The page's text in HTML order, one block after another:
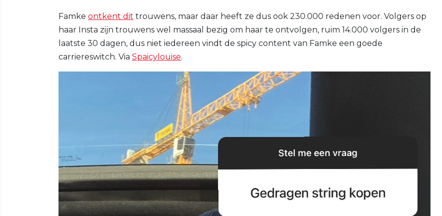
Famke ontkent dit trouwens, maar daar heeft ze dus ook 230.000 redenen voor. Volgers op
haar Insta zijn trouwens wel massaal bezig om haar te ontvolgen, ruim 14.000 volgers in de
laatste 30 dagen, dus niet iedereen vindt de spicy content van Famke een goede
carriereswitch. Via Spaicylouise.